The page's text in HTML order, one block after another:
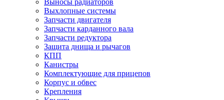
Выхлопные системы
Запчасти двигателя
Запчасти карданного вала
Запчасти редуктора
Защита днища и рычагов
КПП
Канистры
Комплектующие для прицепов
Корпус и обвес
Крепления